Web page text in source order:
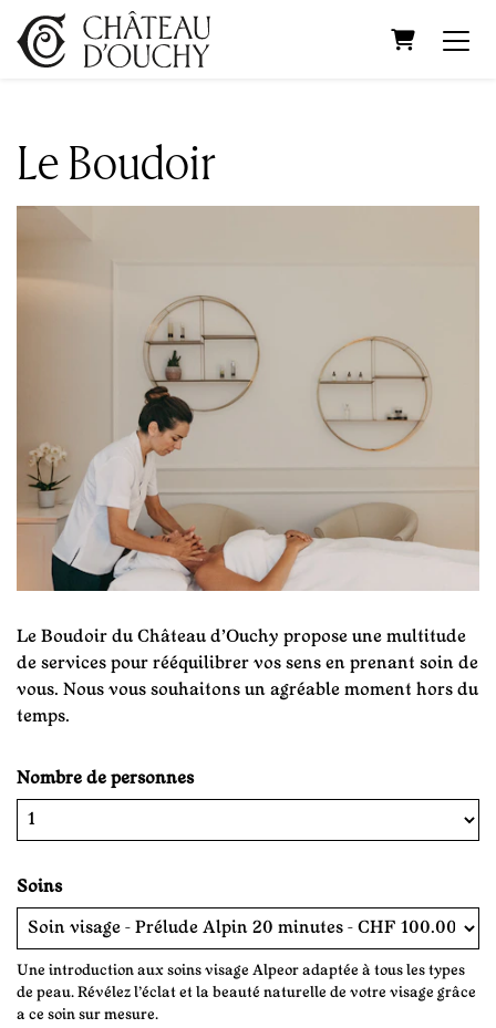
Panier
Le Boudoir
Le Boudoir du Château d’Ouchy propose une multitude
de services pour rééquilibrer vos sens en prenant soin de
vous. Nous vous souhaitons un agréable moment hors du
temps.
Nombre de personnes
Soins
Une introduction aux soins visage Alpeor adaptée à tous les types
de peau. Révélez l’éclat et la beauté naturelle de votre visage grâce
a ce soin sur mesure.